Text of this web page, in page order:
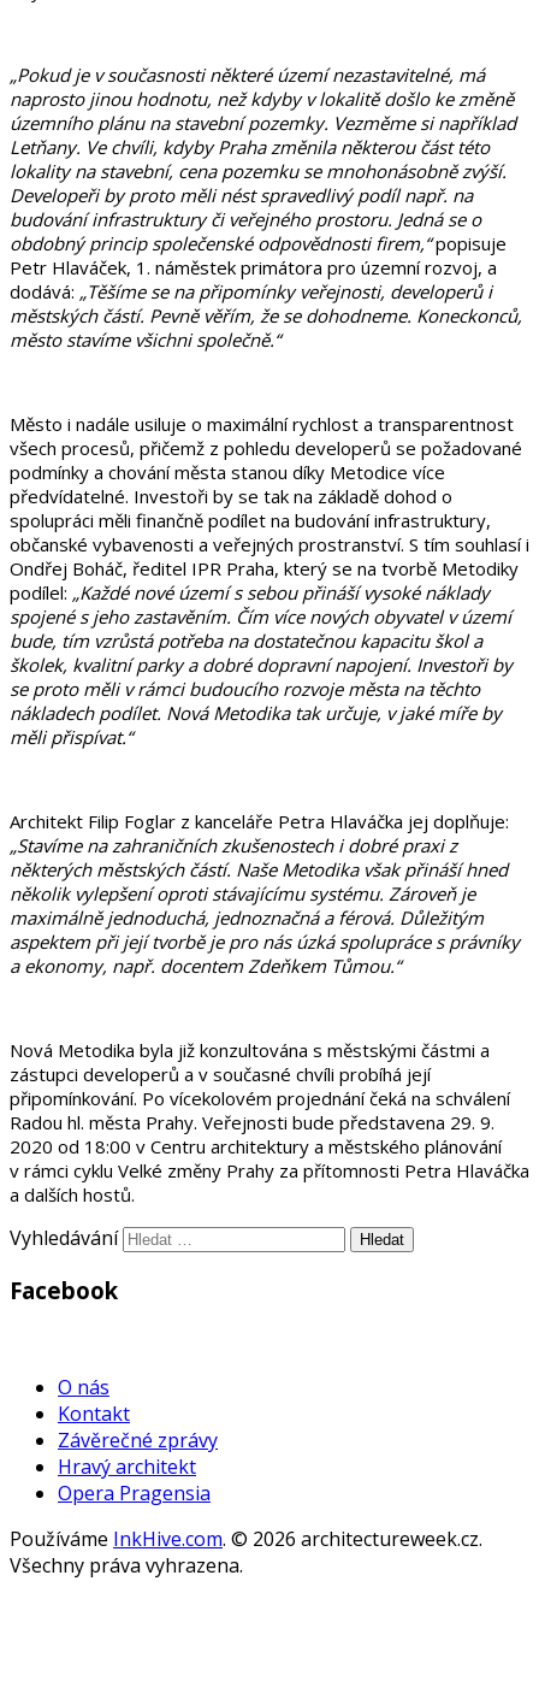
„Pokud je v současnosti některé území nezastavitelné, má
naprosto jinou hodnotu, než kdyby v lokalitě došlo ke změně
územního plánu na stavební pozemky. Vezměme si například
Letňany. Ve chvíli, kdyby Praha změnila některou část této
lokality na stavební, cena pozemku se mnohonásobně zvýší.
Developeři by proto měli nést spravedlivý podíl např. na
budování infrastruktury či veřejného prostoru. Jedná se o
obdobný princip společenské odpovědnosti firem,“popisuje
Petr Hlaváček, 1. náměstek primátora pro územní rozvoj, a
dodává: „Těšíme se na připomínky veřejnosti, developerů i
městských částí. Pevně věřím, že se dohodneme. Koneckonců,
město stavíme všichni společně.“
Město i nadále usiluje o maximální rychlost a transparentnost
všech procesů, přičemž z pohledu developerů se požadované
podmínky a chování města stanou díky Metodice více
předvídatelné. Investoři by se tak na základě dohod o
spolupráci měli finančně podílet na budování infrastruktury,
občanské vybavenosti a veřejných prostranství. S tím souhlasí i
Ondřej Boháč, ředitel IPR Praha, který se na tvorbě Metodiky
podílel: „Každé nové území s sebou přináší vysoké náklady
spojené s jeho zastavěním. Čím více nových obyvatel v území
bude, tím vzrůstá potřeba na dostatečnou kapacitu škol a
školek, kvalitní parky a dobré dopravní napojení. Investoři by
se proto měli v rámci budoucího rozvoje města na těchto
nákladech podílet. Nová Metodika tak určuje, v jaké míře by
měli přispívat.“
Architekt Filip Foglar z kanceláře Petra Hlaváčka jej doplňuje:
„Stavíme na zahraničních zkušenostech i dobré praxi z
některých městských částí. Naše Metodika však přináší hned
několik vylepšení oproti stávajícímu systému. Zároveň je
maximálně jednoduchá, jednoznačná a férová. Důležitým
aspektem při její tvorbě je pro nás úzká spolupráce s právníky
a ekonomy, např. docentem Zdeňkem Tůmou.“
Nová Metodika byla již konzultována s městskými částmi a
zástupci developerů a v současné chvíli probíhá její
připomínkování. Po vícekolovém projednání čeká na schválení
Radou hl. města Prahy. Veřejnosti bude představena 29. 9.
2020 od 18:00 v Centru architektury a městského plánování
v rámci cyklu Velké změny Prahy za přítomnosti Petra Hlaváčka
a dalších hostů.
Vyhledávání
Facebook
O nás
Kontakt
Závěrečné zprávy
Hravý architekt
Opera Pragensia
Používáme InkHive.com. © 2026 architectureweek.cz.
Všechny práva vyhrazena.